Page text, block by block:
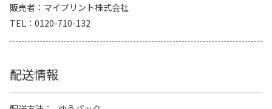
販売者
マイプリント株式会社
TEL
0120-710-132
配送情報